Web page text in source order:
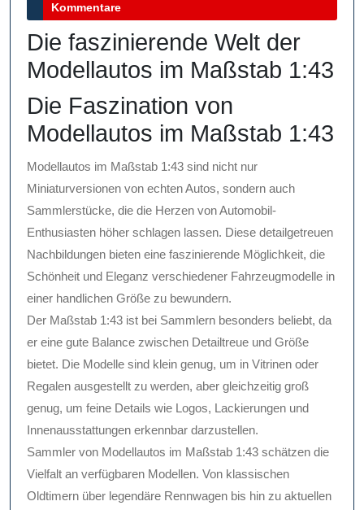
2025
Kommentare
Die faszinierende Welt der
Modellautos im Maßstab 1:43
Die Faszination von
Modellautos im Maßstab 1:43
Modellautos im Maßstab 1:43 sind nicht nur
Miniaturversionen von echten Autos, sondern auch
Sammlerstücke, die die Herzen von Automobil-
Enthusiasten höher schlagen lassen. Diese detailgetreuen
Nachbildungen bieten eine faszinierende Möglichkeit, die
Schönheit und Eleganz verschiedener Fahrzeugmodelle in
einer handlichen Größe zu bewundern.
Der Maßstab 1:43 ist bei Sammlern besonders beliebt, da
er eine gute Balance zwischen Detailtreue und Größe
bietet. Die Modelle sind klein genug, um in Vitrinen oder
Regalen ausgestellt zu werden, aber gleichzeitig groß
genug, um feine Details wie Logos, Lackierungen und
Innenausstattungen erkennbar darzustellen.
Sammler von Modellautos im Maßstab 1:43 schätzen die
Vielfalt an verfügbaren Modellen. Von klassischen
Oldtimern über legendäre Rennwagen bis hin zu aktuellen